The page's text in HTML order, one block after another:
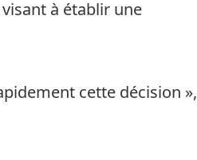
à établir une
cette décision »,